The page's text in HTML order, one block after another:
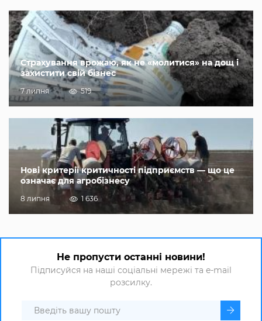
Страхування врожаю, як не «молитися» на дощ і
захистити свій бізнес
7 липня 519
Нові критерії критичності підприємств — що це
означає для агробізнесу
8 липня 1 636
Не пропусти останні новини!
Підписуйся на наші соціальні мережі та e-mail
розсилку.